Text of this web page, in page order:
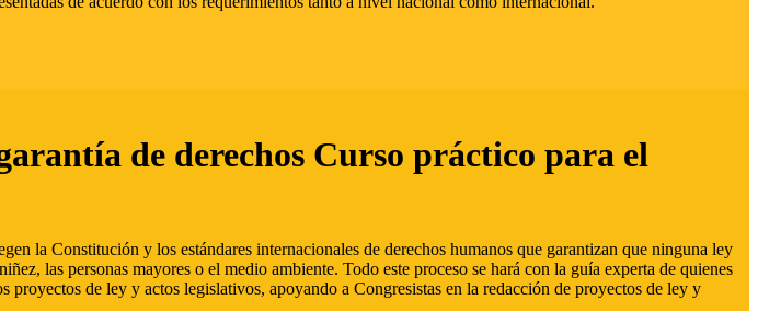
de derechos Curso práctico para el
la Constitución y los estándares internacionales de derechos humanos que garantizan que ninguna ley
las personas mayores o el medio ambiente. Todo este proceso se hará con la guía experta de quienes
de ley y actos legislativos, apoyando a Congresistas en la redacción de proyectos de ley y